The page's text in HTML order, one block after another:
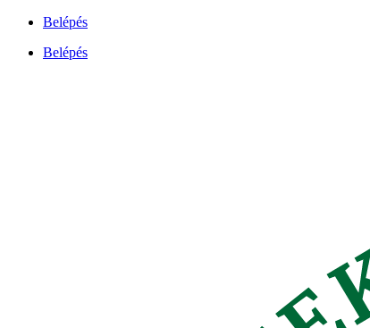
Ugrás
tartalomhoz
Belépés
Belépés